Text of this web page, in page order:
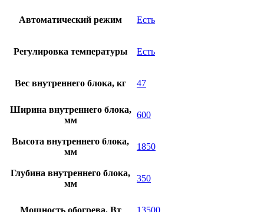
Автоматический режим Есть
Регулировка температуры Есть
Вес внутреннего блока, кг 47
Ширина внутреннего блока,
мм
600
Высота внутреннего блока,
мм
1850
Глубина внутреннего блока,
мм
350